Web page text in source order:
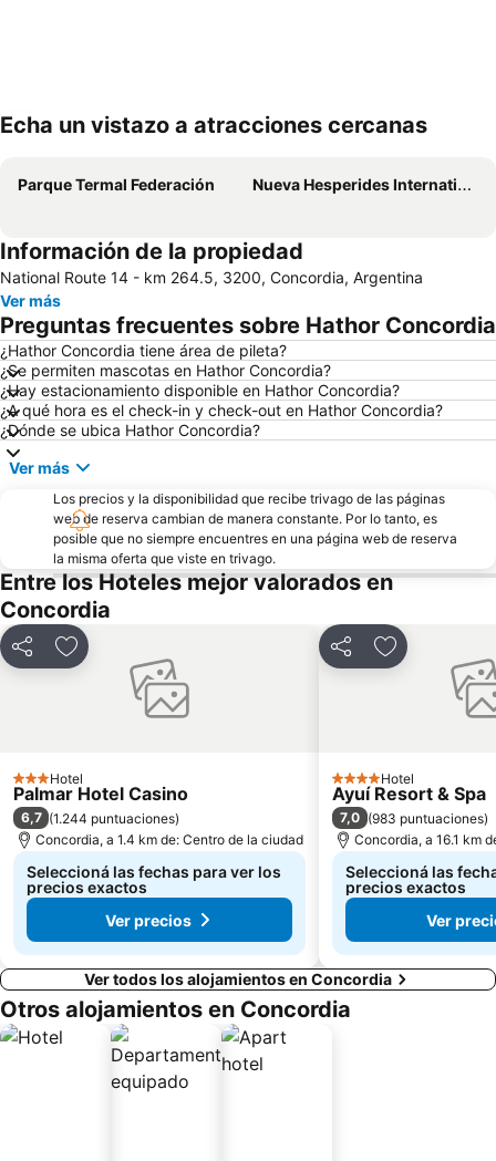
Echa un vistazo a atracciones cercanas
Parque Termal Federación Nueva Hesperides International Airport
Información de la propiedad
National Route 14 - km 264.5, 3200, Concordia, Argentina
Ver más
Preguntas frecuentes sobre Hathor Concordia
¿Hathor Concordia tiene área de pileta?
¿Se permiten mascotas en Hathor Concordia?
¿Hay estacionamiento disponible en Hathor Concordia?
¿A qué hora es el check-in y check-out en Hathor Concordia?
¿Dónde se ubica Hathor Concordia?
Ver más
Los precios y la disponibilidad que recibe trivago de las páginas
web de reserva cambian de manera constante. Por lo tanto, es
posible que no siempre encuentres en una página web de reserva
la misma oferta que viste en trivago.
Entre los Hoteles mejor valorados en
Concordia
CompartirAñadir a favoritos
3 Estrellas
Hotel
Palmar Hotel Casino
6,7 (1.244 puntuaciones)
Concordia, a 1.4 km de: Centro de la ciudad
Seleccioná las fechas para ver los
precios exactos
Ver precios
CompartirAñadir a
4 Estrellas
Hotel
Ayuí Resort & Spa
7,0 (983 puntuaciones)
Concordia, a 16.1 km
Seleccioná las
precios exactos
Ver
Ver todos los alojamientos en Concordia
Otros alojamientos en Concordia